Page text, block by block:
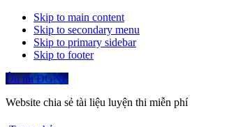
Skip to main content
Skip to secondary menu
Skip to primary sidebar
Skip to footer
Ôn thi ĐGNL
Website chia sẻ tài liệu luyện thi miễn phí